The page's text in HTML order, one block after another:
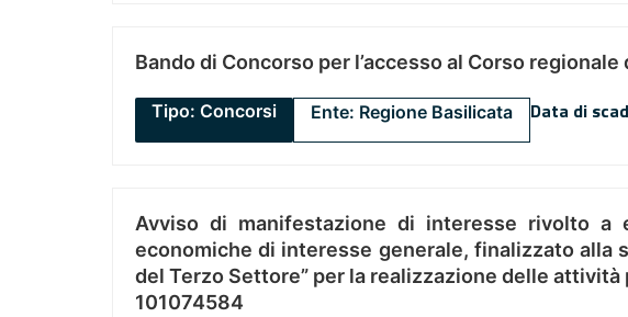
Bando di Concorso per l’accesso al Corso
Tipo: Concorsi Ente: Regione Basilicata Data di
Avviso di manifestazione di interesse rivolto
economiche di interesse generale, finalizzato alla
del Terzo Settore” per la realizzazione delle attività
101074584